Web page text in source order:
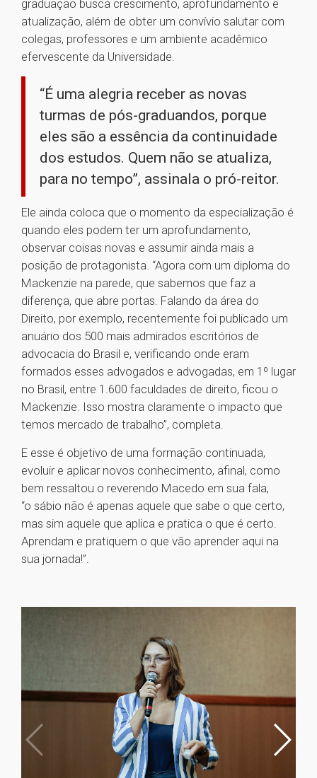
graduação busca crescimento, aprofundamento e
atualização, além de obter um convívio salutar com
colegas, professores e um ambiente acadêmico
efervescente da Universidade.
“É uma alegria receber as novas
turmas de pós-graduandos, porque
eles são a essência da continuidade
dos estudos. Quem não se atualiza,
para no tempo”, assinala o pró-reitor.
Ele ainda coloca que o momento da especialização é
quando eles podem ter um aprofundamento,
observar coisas novas e assumir ainda mais a
posição de protagonista. “Agora com um diploma do
Mackenzie na parede, que sabemos que faz a
diferença, que abre portas. Falando da área do
Direito, por exemplo, recentemente foi publicado um
anuário dos 500 mais admirados escritórios de
advocacia do Brasil e, verificando onde eram
formados esses advogados e advogadas, em 1º lugar
no Brasil, entre 1.600 faculdades de direito, ficou o
Mackenzie. Isso mostra claramente o impacto que
temos mercado de trabalho”, completa.
E esse é objetivo de uma formação continuada,
evoluir e aplicar novos conhecimento, afinal, como
bem ressaltou o reverendo Macedo em sua fala,
“o sábio não é apenas aquele que sabe o que certo,
mas sim aquele que aplica e pratica o que é certo.
Aprendam e pratiquem o que vão aprender aqui na
sua jornada!”.